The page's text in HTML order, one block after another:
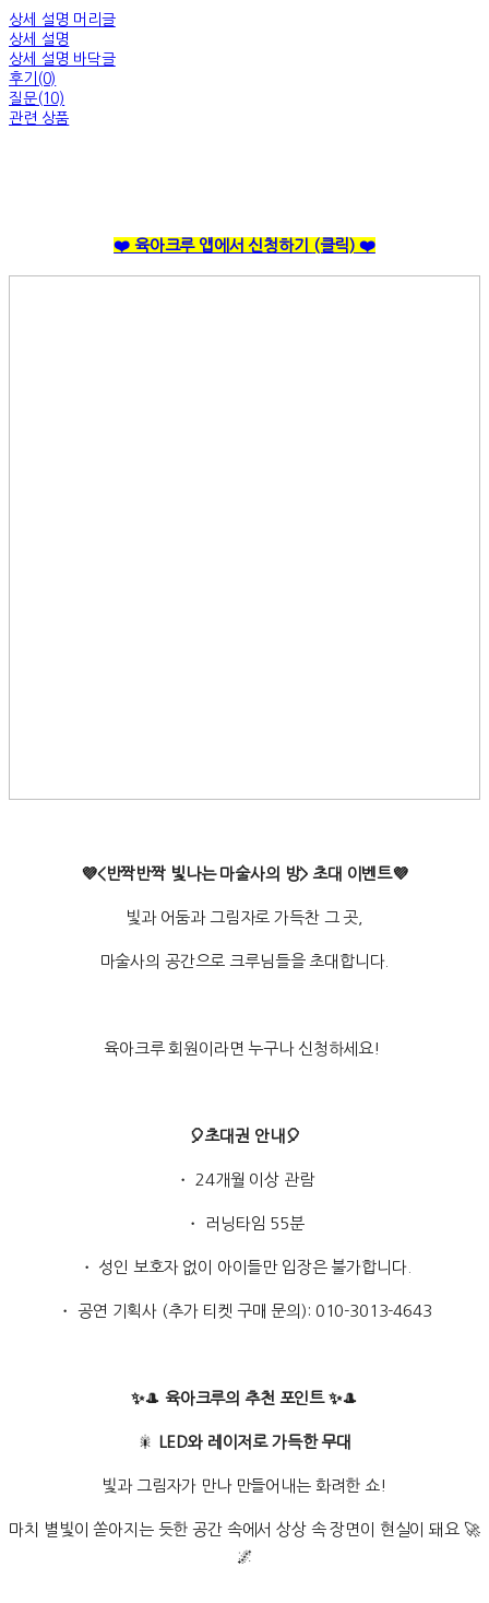
상세 설명 머리글
상세 설명
상세 설명 바닥글
후기(0)
질문(10)
관련 상품
❤️ 육아크루 앱에서 신청하기 (클릭) ❤️
💜<반짝반짝 빛나는 마술사의 방> 초대 이벤트💜
빛과 어둠과 그림자로 가득찬 그 곳,
마술사의 공간으로 크루님들을 초대합니다.
육아크루 회원이라면 누구나 신청하세요!
🎈초대권 안내🎈
・ 24개월 이상 관람
・ 러닝타임 55분
・ 성인 보호자 없이 아이들만 입장은 불가합니다.
・ 공연 기획사 (추가 티켓 구매 문의): 010-3013-4643
✨🎩 육아크루의 추천 포인트 ✨🎩
🎇 LED와 레이저로 가득한 무대
빛과 그림자가 만나 만들어내는 화려한 쇼!
마치 별빛이 쏟아지는 듯한 공간 속에서 상상 속 장면이 현실이 돼요 🚀
🌌